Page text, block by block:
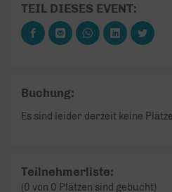
TEIL DIESES EVENT:
Buchung:
Es sind leider derzeit keine
Teilnehmerliste:
(0 von 0 Plätzen sind gebucht)